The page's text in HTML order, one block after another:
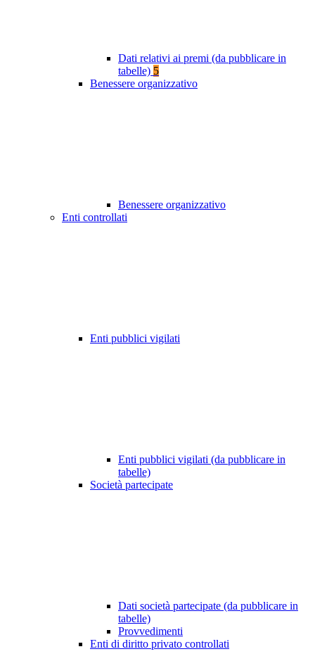
Dati relativi ai premi (da pubblicare in
tabelle) 5
Benessere organizzativo
Benessere organizzativo
Enti controllati
Enti pubblici vigilati
Enti pubblici vigilati (da pubblicare in
tabelle)
Società partecipate
Dati società partecipate (da pubblicare in
tabelle)
Provvedimenti
Enti di diritto privato controllati